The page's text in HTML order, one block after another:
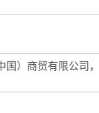
国）商贸有限公司